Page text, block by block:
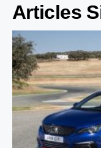
Articles